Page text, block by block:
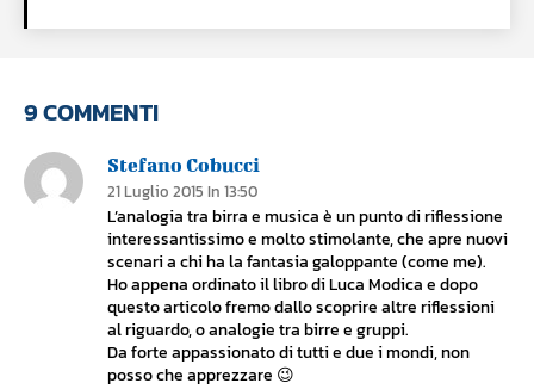
9 COMMENTI
Stefano Cobucci
21 Luglio 2015 In 13:50
L’analogia tra birra e musica è un punto di riflessione
interessantissimo e molto stimolante, che apre nuovi
scenari a chi ha la fantasia galoppante (come me).
Ho appena ordinato il libro di Luca Modica e dopo
questo articolo fremo dallo scoprire altre riflessioni
al riguardo, o analogie tra birre e gruppi.
Da forte appassionato di tutti e due i mondi, non
posso che apprezzare 😉